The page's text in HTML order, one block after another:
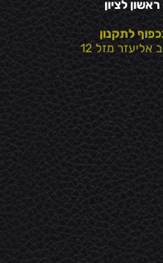
לציון
לתקנון
אליעזר מזל 12